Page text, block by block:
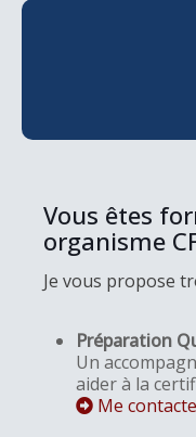
Vous êtes
organisme
Je vous propose
Préparation
Un
aider à la
Me